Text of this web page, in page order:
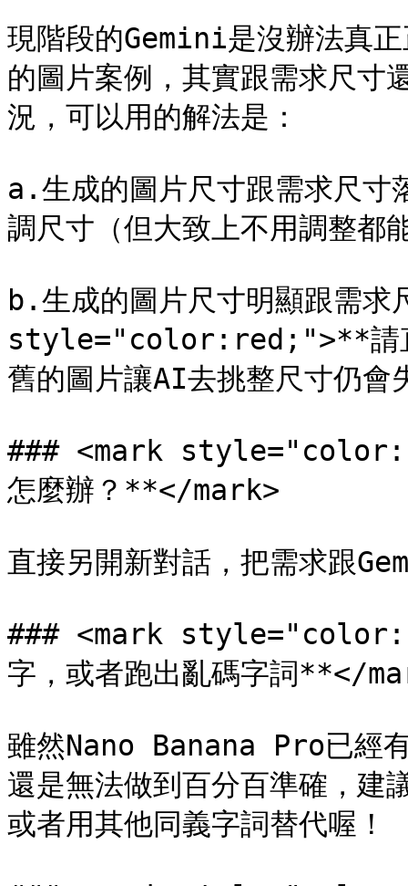
現階段的Gemini是沒辦法真
的圖片案例，其實跟需求尺寸
況，可以用的解法是：
a.生成的圖片尺寸跟需求尺寸
調尺寸（但大致上不用調整都
b.生成的圖片尺寸明顯跟需求
style="color:red;">**請直
舊的圖片讓AI去挑整尺寸仍會
### <mark
怎麼辦？**</mark>
直接另開新對話，把需求跟
### <mark
字，或者跑出亂碼字詞**</
雖然Nano Banana Pro已經
還是無法做到百分百準確，建
或者用其他同義字詞替代喔！